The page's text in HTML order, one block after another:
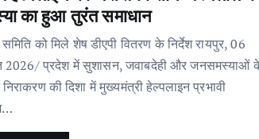
का हुआ तुरंत समाधान
को मिले शेष डीएपी वितरण के निर्देश ​रायपुर, 06
2026/ प्रदेश में सुशासन, जवाबदेही और जनसमस्याओं
निराकरण की दिशा में मुख्यमंत्री हेल्पलाइन प्रभावी